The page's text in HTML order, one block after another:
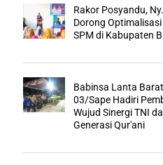
Rakor Posyandu,
Dorong
SPM di Kabupaten
Babinsa Lanta
03/Sape Hadiri
Wujud Sinergi TNI
Generasi Qur'ani